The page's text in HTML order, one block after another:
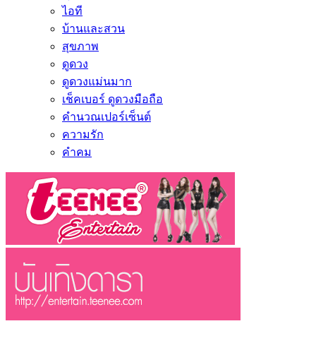
ไอที
บ้านและสวน
สุขภาพ
ดูดวง
ดูดวงแม่นมาก
เช็คเบอร์ ดูดวงมือถือ
คำนวณเปอร์เซ็นต์
ความรัก
คำคม